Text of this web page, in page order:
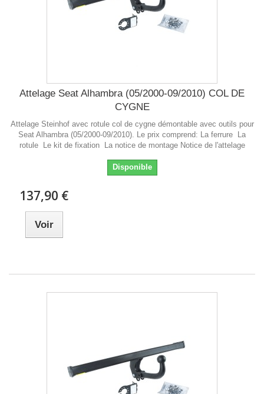
Attelage Seat Alhambra (05/2000-09/2010) COL DE
CYGNE
Attelage Steinhof avec rotule col de cygne démontable avec outils pour
Seat Alhambra (05/2000-09/2010). Le prix comprend: La ferrure La
rotule Le kit de fixation La notice de montage Notice de l'attelage
Disponible
137,90 €
Voir